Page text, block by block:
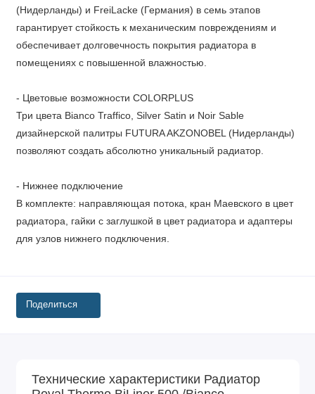
(Нидерланды) и FreiLacke (Германия) в семь этапов
гарантирует стойкость к механическим повреждениям и
обеспечивает долговечность покрытия радиатора в
помещениях с повышенной влажностью.
- Цветовые возможности COLORPLUS
Три цвета Bianco Traffico, Silver Satin и Noir Sable
дизайнерской палитры FUTURA AKZONOBEL (Нидерланды)
позволяют создать абсолютно уникальный радиатор.
- Нижнее подключение
В комплекте: направляющая потока, кран Маевского в цвет
радиатора, гайки с заглушкой в цвет радиатора и адаптеры
для узлов нижнего подключения.
Поделиться
Технические характеристики Радиатор